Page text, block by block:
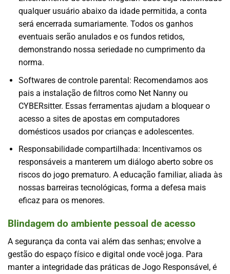
qualquer usuário abaixo da idade permitida, a conta
será encerrada sumariamente. Todos os ganhos
eventuais serão anulados e os fundos retidos,
demonstrando nossa seriedade no cumprimento da
norma.
Softwares de controle parental: Recomendamos aos
pais a instalação de filtros como Net Nanny ou
CYBERsitter. Essas ferramentas ajudam a bloquear o
acesso a sites de apostas em computadores
domésticos usados por crianças e adolescentes.
Responsabilidade compartilhada: Incentivamos os
responsáveis a manterem um diálogo aberto sobre os
riscos do jogo prematuro. A educação familiar, aliada às
nossas barreiras tecnológicas, forma a defesa mais
eficaz para os menores.
Blindagem do ambiente pessoal de acesso
A segurança da conta vai além das senhas; envolve a
gestão do espaço físico e digital onde você joga. Para
manter a integridade das práticas de Jogo Responsável, é